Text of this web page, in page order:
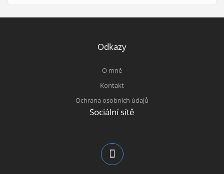
Odkazy
O mně
Kontakt
Ochrana osobních údajů
Sociální sítě